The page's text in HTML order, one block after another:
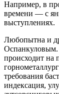
Например, в
времени — с
выступлениях.
Любопытна и
Оспанкуловым.
происходит на
требования
индексация,